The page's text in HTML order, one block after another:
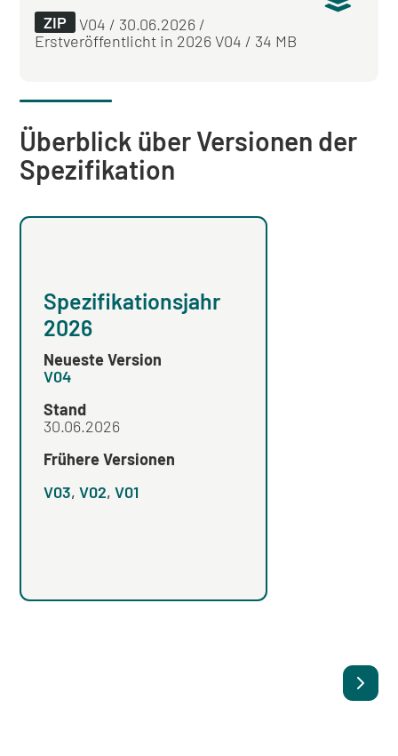
ZIP
V04 / 30.06.2026 /
Erstveröffentlicht in 2026 V04 / 34 MB
Überblick über Versionen der
Spezifikation
Spezifikationsjahr
2026
Neueste Version
V04
Stand
30.06.2026
Frühere Versionen
V03,V02,V01